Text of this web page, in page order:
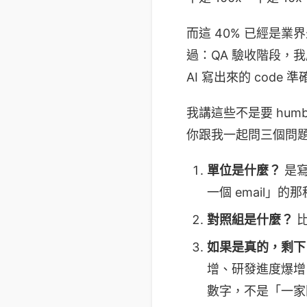
而這 40% 已經是業
過：QA 驗收階段，
AI 寫出來的 code 準
我講這些不是要
你跟我一起問三個問
單位是什麼？ 是
一個 email」的那
對照組是什麼？
如果是真的，剩
增、研發進度爆
數字，不是「一